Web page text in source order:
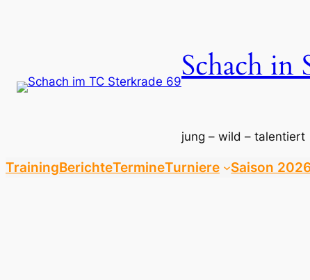
Schach in
jung – wild – talentiert
TrainingBerichteTermineTurniere Saison